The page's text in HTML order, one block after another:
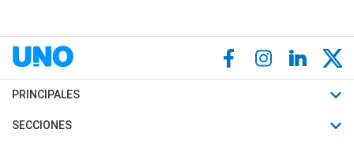
PRINCIPALES
Últimas Noticias
SECCIONES